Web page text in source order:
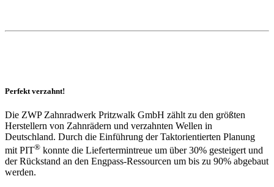
Perfekt verzahnt!
Die ZWP Zahnradwerk Pritzwalk GmbH zählt zu den größten
Herstellern von Zahnrädern und verzahnten Wellen in
Deutschland. Durch die Einführung der Taktorientierten Planung
mit PIT® konnte die Liefertermintreue um über 30% gesteigert und
der Rückstand an den Engpass-Ressourcen um bis zu 90% abgebaut
werden.